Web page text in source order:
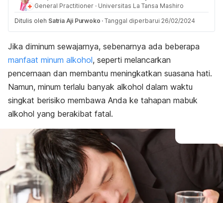
General Practitioner · Universitas La Tansa Mashiro
Ditulis oleh Satria Aji Purwoko · Tanggal diperbarui 26/02/2024
Jika diminum sewajarnya, sebenarnya ada beberapa
manfaat minum alkohol, seperti melancarkan
pencernaan dan membantu meningkatkan suasana hati.
Namun, minum terlalu banyak alkohol dalam waktu
singkat berisiko membawa Anda ke tahapan mabuk
alkohol yang berakibat fatal.